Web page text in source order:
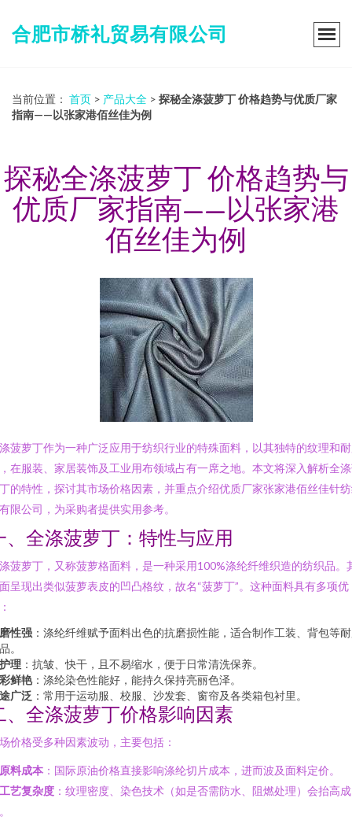
合肥市桥礼贸易有限公司
当前位置： 首页 > 产品大全 > 探秘全涤菠萝丁 价格趋势与优质厂家
指南——以张家港佰丝佳为例
探秘全涤菠萝丁 价格趋势与
优质厂家指南——以张家港
佰丝佳为例
菠萝丁作为一种广泛应用于纺织行业的特殊面料，以其独特的纹理和
在服装、家居装饰及工业用布领域占有一席之地。本文将深入解析全
的特性，探讨其市场价格因素，并重点介绍优质厂家张家港佰丝佳针
限公司，为采购者提供实用参考。
、全涤菠萝丁：特性与应用
菠萝丁，又称菠萝格面料，是一种采用100%涤纶纤维织造的纺织品。
呈现出类似菠萝表皮的凹凸格纹，故名“菠萝丁”。这种面料具有多项优
性强 ：涤纶纤维赋予面料出色的抗磨损性能，适合制作工装、背包等
。
理 ：抗皱、快干，且不易缩水，便于日常清洗保养。
鲜艳：涤纶染色性能好，能持久保持亮丽色泽。
广泛 ：常用于运动服、校服、沙发套、窗帘及各类箱包衬里。
、全涤菠萝丁价格影响因素
价格受多种因素波动，主要包括：
原料成本 ：国际原油价格直接影响涤纶切片成本，进而波及面料定价。
工艺复杂度 ：纹理密度、染色技术（如是否需防水、阻燃处理）会抬高成